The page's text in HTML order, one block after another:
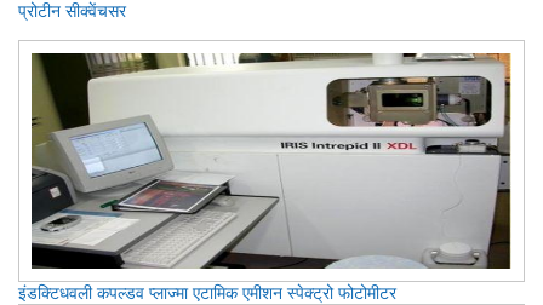
प्रोटीन सीक्वेंचसर
इंडक्टिधवली कपल्डव प्लाज्मा एटामिक एमीशन स्पे‍क्ट्रो फोटोमीटर